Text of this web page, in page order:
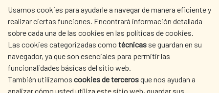
Usamos cookies para ayudarle a navegar de manera eficiente y
realizar ciertas funciones. Encontrará información detallada
sobre cada una de las cookies en las políticas de cookies.
Las cookies categorizadas como técnicas se guardan en su
navegador, ya que son esenciales para permitir las
funcionalidades básicas del sitio web.
También utilizamos cookies de tercerosque nos ayudan a
analizar cómo usted utiliza este sitio web, guardar sus
AECID
WHERE DO WE COOPERATE?
SPANISH HUMANITARIAN
ACTION
PRESS ROOM
CULTURE AND SCIENCE LIBRARY